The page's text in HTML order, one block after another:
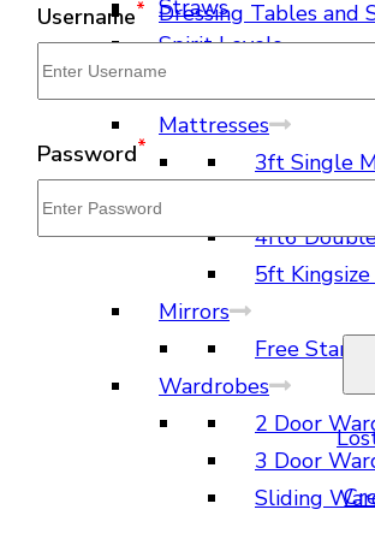
Dressing Tables and
Dressing
Mattresses
3ft Single
4ft6
5ft
Mirrors
Free
Wardrobes
2 Door
3 Door
Sliding
Straws
Spirit Levels
Username*
Password*